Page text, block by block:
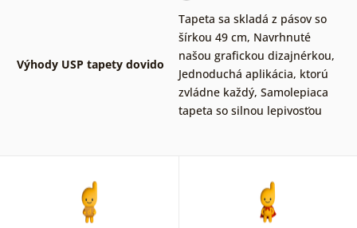
Výhody USP tapety dovido
Tapeta sa skladá z pásov so
šírkou 49 cm, Navrhnuté
našou grafickou dizajnérkou,
Jednoduchá aplikácia, ktorú
zvládne každý, Samolepiaca
tapeta so silnou lepivosťou